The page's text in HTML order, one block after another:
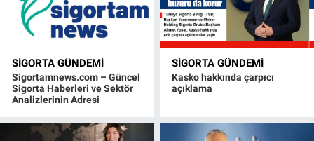
SIGORTA GÜNDEMI
Sigortamnews.com – Güncel
Sigorta Haberleri ve Sektör
Analizlerinin Adresi
SIGORTA GÜNDEMI
Kasko hakkında çarpıcı
açıklama